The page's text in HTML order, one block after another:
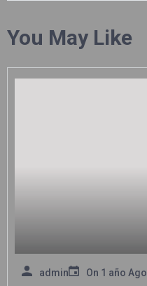
You May Like
admin On 1 año Ago